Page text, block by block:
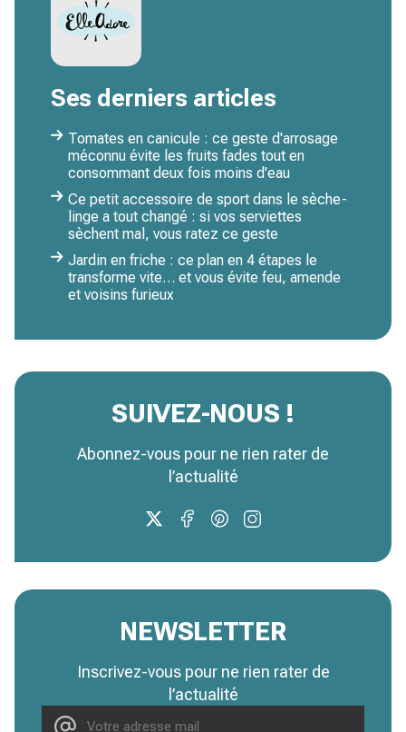
Ses derniers articles
Tomates en canicule : ce geste d'arrosage
méconnu évite les fruits fades tout en
consommant deux fois moins d'eau
Ce petit accessoire de sport dans le sèche-
linge a tout changé : si vos serviettes
sèchent mal, vous ratez ce geste
Jardin en friche : ce plan en 4 étapes le
transforme vite… et vous évite feu, amende
et voisins furieux
SUIVEZ-NOUS !
Abonnez-vous pour ne rien rater de
l’actualité
NEWSLETTER
Inscrivez-vous pour ne rien rater de
l’actualité